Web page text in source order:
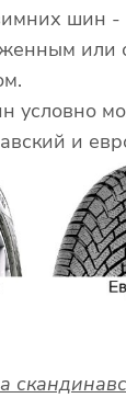
шин -
или
условно
и